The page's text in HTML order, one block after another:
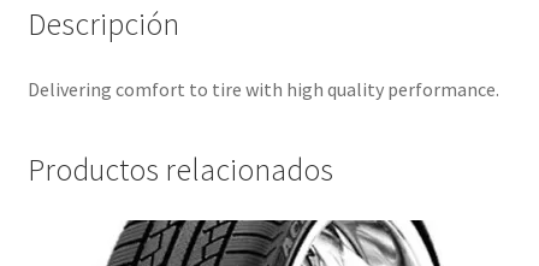
Descripción
Delivering comfort to tire with high quality performance.
Productos relacionados